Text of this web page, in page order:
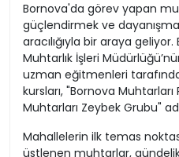
Bornova'da görev yapan
güçlendirmek ve
aracılığıyla bir araya
Muhtarlık İşleri
uzman eğitmenleri
kursları, "Bornova
Muhtarları Zeybek Grubu"
Mahallelerin ilk temas
üstlenen muhtarlar, gündelik